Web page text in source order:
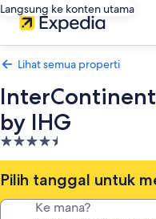
Langsung ke konten utama
Lihat semua properti
by IHG
Properti
bintang
4.5
Pilih tanggal untuk
Ke mana?